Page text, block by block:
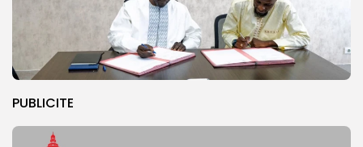
PUBLICITE